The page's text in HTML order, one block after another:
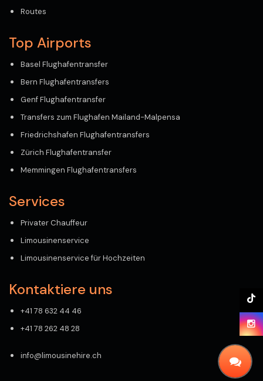
Routes
Top Airports
Basel Flughafentransfer
Bern Flughafentransfers
Genf Flughafentransfer
Transfers zum Flughafen Mailand-Malpensa
Friedrichshafen Flughafentransfers
Zürich Flughafentransfer
Memmingen Flughafentransfers
Services
Privater Chauffeur
Limousinenservice
Limousinenservice für Hochzeiten
Kontaktiere uns
+41 78 632 44 46
+41 78 262 48 28
info@limousinehire.ch